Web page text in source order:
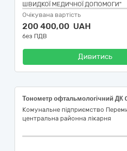
ШВИДКОЇ МЕДИЧНОЇ ДОПОМОГИ"
Очікувана вартість
200 400,00 UAH
без ПДВ
Дивитись
Комунальне підприємство
центральна районна лікарня